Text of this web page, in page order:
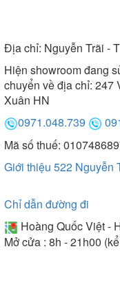
Địa chỉ: Nguyễn Trãi -
Hiện showroom đang sửa chữa, mọi giao dịch vui lòng
chuyển về địa chỉ: 247
Xuân HN
0971.048.739
Mã số thuế:
Giới thiệu 522 Nguyễn
Chỉ dẫn đường đi
Hoàng Quốc Việt -
Mở cửa : 8h - 21h00